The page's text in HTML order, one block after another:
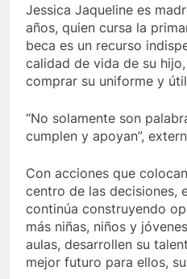
Jessica Jaqueline es
años, quien cursa la
beca es un recurso
calidad de vida de su
comprar su uniforme y
“No solamente son
cumplen y apoyan”,
Con acciones que
centro de las decisiones,
continúa construyendo
más niñas, niños y
aulas, desarrollen su
mejor futuro para ellos,